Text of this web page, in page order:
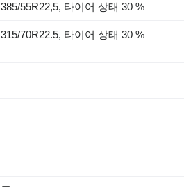
385/55R22,5, 타이어 상태 30 %
315/70R22.5, 타이어 상태 30 %